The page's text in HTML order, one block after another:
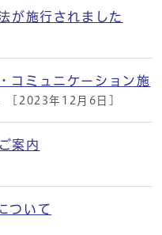
が施行されました
コミュニケーション施
[2023年12月6日]
案内
ついて